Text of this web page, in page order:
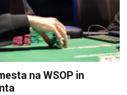
na WSOP in